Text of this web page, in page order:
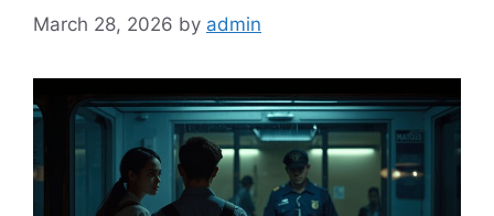
March 28, 2026 by admin